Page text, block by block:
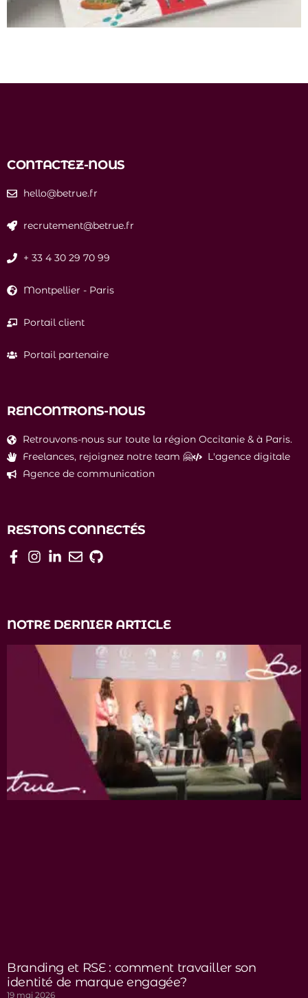
CONTACTEZ-NOUS
hello@betrue.fr
recrutement@betrue.fr
+ 33 4 30 29 70 99
Montpellier - Paris
Portail client
Portail partenaire
RENCONTRONS-NOUS
Retrouvons-nous sur toute la région Occitanie & à Paris.
Freelances, rejoignez notre team 🤗
L'agence digitale
Agence de communication
RESTONS CONNECTÉS
NOTRE DERNIER ARTICLE
Branding et RSE : comment travailler son
identité de marque engagée?
19 mai 2026